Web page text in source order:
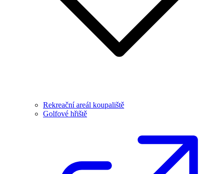
Rekreační areál koupaliště
Golfové hřiště